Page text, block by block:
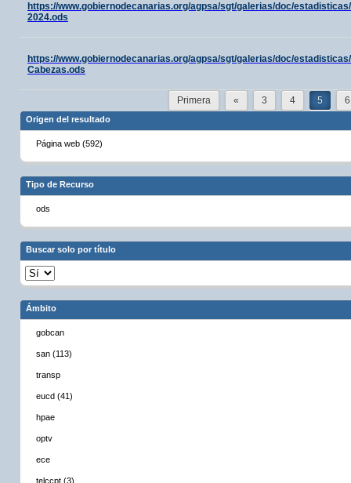
https://www.gobiernodecanarias.org/agpsa/sgt/galerias/doc/
2024.ods
https://www.gobiernodecanarias.org/agpsa/sgt/galerias/doc/
Cabezas.ods
Primera « 3 4 5 6
Origen del resultado
Página web (592)
Tipo de Recurso
ods
Buscar solo por título
Ámbito
gobcan
san (113)
transp
eucd (41)
hpae
optv
ece
telccpt (3)